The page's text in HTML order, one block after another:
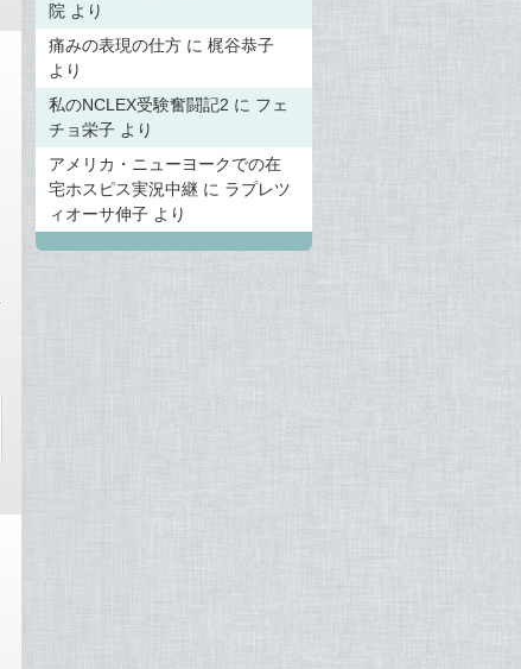
院 より
痛みの表現の仕方 に梶谷恭子
より
私のNCLEX受験奮闘記2 に フェ
チョ栄子 より
アメリカ・ニューヨークでの在
宅ホスピス実況中継 に ラプレツ
ィオーサ伸子 より